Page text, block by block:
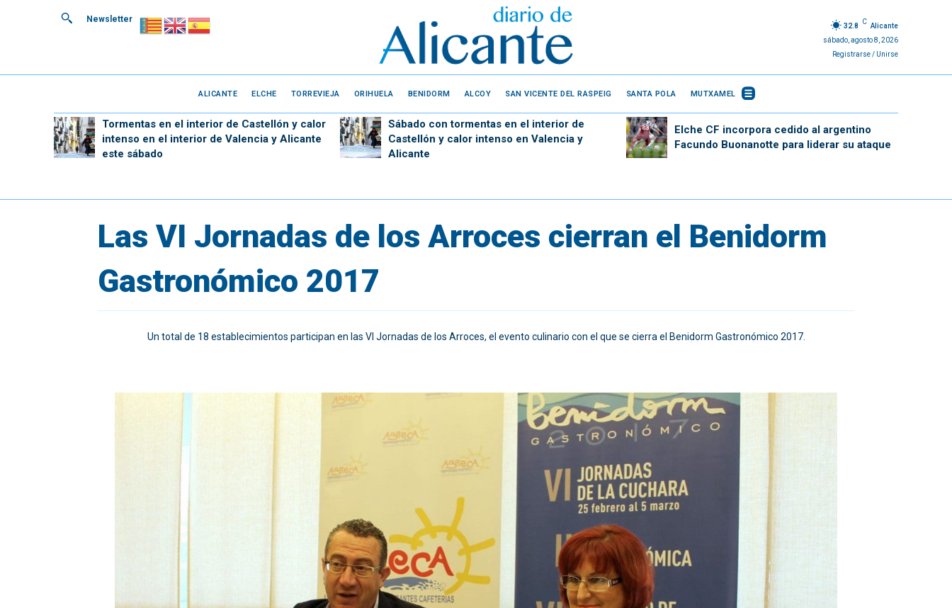
Newsletter
32.8
C
Alicante
sábado, agosto 8, 2026
Registrarse / Unirse
ALICANTE ELCHE TORREVIEJA ORIHUELA BENIDORM ALCOY SAN VICENTE DEL RASPEIG SANTA POLA MUTXAMEL
Tormentas en el interior de Castellón y calor
intenso en el interior de Valencia y Alicante
este sábado
Sábado con tormentas en el interior de
Castellón y calor intenso en Valencia y
Alicante
Elche CF incorpora cedido al argentino
Facundo Buonanotte para liderar su ataque
Las VI Jornadas de los Arroces cierran el Benidorm
Gastronómico 2017
Un total de 18 establecimientos participan en las VI Jornadas de los Arroces, el evento culinario con el que se cierra el Benidorm Gastronómico 2017.